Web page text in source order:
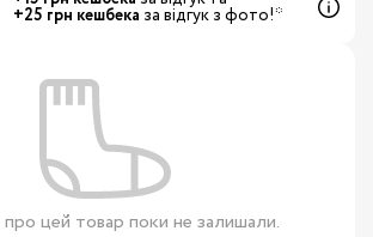
+25 грн кешбека за відгук з фото!*
про цей товар поки не залишали.